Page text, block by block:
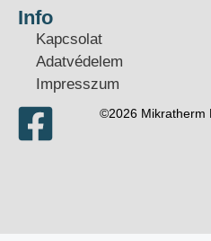
Info
Kapcsolat
Adatvédelem
Impresszum
©2026 Mikratherm